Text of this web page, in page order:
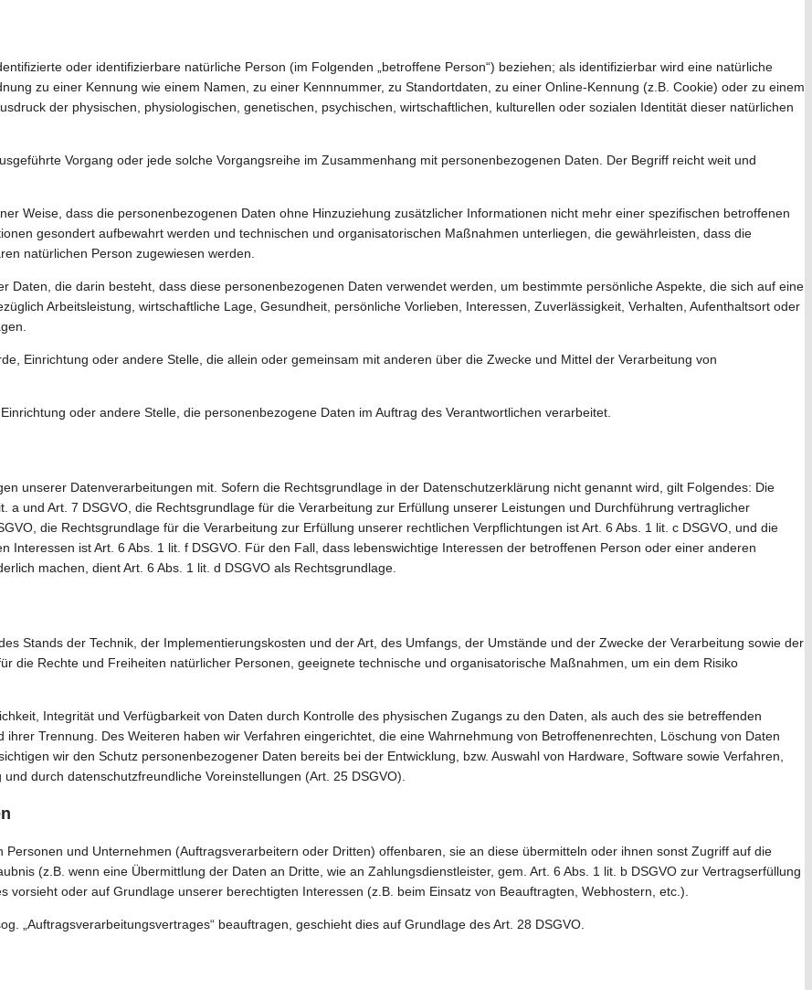
oder identifizierbare natürliche Person (im Folgenden „betroffene Person“) beziehen; als identifizierbar wird eine natürliche
zu einer Kennung wie einem Namen, zu einer Kennnummer, zu Standortdaten, zu einer Online-Kennung (z.B. Cookie) oder zu einem
der physischen, physiologischen, genetischen, psychischen, wirtschaftlichen, kulturellen oder sozialen Identität dieser natürlichen
Vorgang oder jede solche Vorgangsreihe im Zusammenhang mit personenbezogenen Daten. Der Begriff reicht weit und
Weise, dass die personenbezogenen Daten ohne Hinzuziehung zusätzlicher Informationen nicht mehr einer spezifischen betroffenen
gesondert aufbewahrt werden und technischen und organisatorischen Maßnahmen unterliegen, die gewährleisten, dass die
natürlichen Person zugewiesen werden.
Daten, die darin besteht, dass diese personenbezogenen Daten verwendet werden, um bestimmte persönliche Aspekte, die sich auf eine
Arbeitsleistung, wirtschaftliche Lage, Gesundheit, persönliche Vorlieben, Interessen, Zuverlässigkeit, Verhalten, Aufenthaltsort oder
Einrichtung oder andere Stelle, die allein oder gemeinsam mit anderen über die Zwecke und Mittel der Verarbeitung von
oder andere Stelle, die personenbezogene Daten im Auftrag des Verantwortlichen verarbeitet.
unserer Datenverarbeitungen mit. Sofern die Rechtsgrundlage in der Datenschutzerklärung nicht genannt wird, gilt Folgendes: Die
a und Art. 7 DSGVO, die Rechtsgrundlage für die Verarbeitung zur Erfüllung unserer Leistungen und Durchführung vertraglicher
die Rechtsgrundlage für die Verarbeitung zur Erfüllung unserer rechtlichen Verpflichtungen ist Art. 6 Abs. 1 lit. c DSGVO, und die
Interessen ist Art. 6 Abs. 1 lit. f DSGVO. Für den Fall, dass lebenswichtige Interessen der betroffenen Person oder einer anderen
machen, dient Art. 6 Abs. 1 lit. d DSGVO als Rechtsgrundlage.
Stands der Technik, der Implementierungskosten und der Art, des Umfangs, der Umstände und der Zwecke der Verarbeitung sowie der
die Rechte und Freiheiten natürlicher Personen, geeignete technische und organisatorische Maßnahmen, um ein dem Risiko
Integrität und Verfügbarkeit von Daten durch Kontrolle des physischen Zugangs zu den Daten, als auch des sie betreffenden
Trennung. Des Weiteren haben wir Verfahren eingerichtet, die eine Wahrnehmung von Betroffenenrechten, Löschung von Daten
wir den Schutz personenbezogener Daten bereits bei der Entwicklung, bzw. Auswahl von Hardware, Software sowie Verfahren,
durch datenschutzfreundliche Voreinstellungen (Art. 25 DSGVO).
und Unternehmen (Auftragsverarbeitern oder Dritten) offenbaren, sie an diese übermitteln oder ihnen sonst Zugriff auf die
(z.B. wenn eine Übermittlung der Daten an Dritte, wie an Zahlungsdienstleister, gem. Art. 6 Abs. 1 lit. b DSGVO zur Vertragserfüllung
oder auf Grundlage unserer berechtigten Interessen (z.B. beim Einsatz von Beauftragten, Webhostern, etc.).
„Auftragsverarbeitungsvertrages“ beauftragen, geschieht dies auf Grundlage des Art. 28 DSGVO.